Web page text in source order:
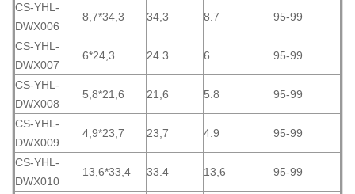
CS-YHL-
DWX006
8,7*34,3 34,3 8.7 95-99
CS-YHL-
DWX007
6*24,3 24.3 6 95-99
CS-YHL-
DWX008
5,8*21,6 21,6 5.8 95-99
CS-YHL-
DWX009
4,9*23,7 23,7 4.9 95-99
CS-YHL-
DWX010
13,6*33,4 33.4 13,6 95-99